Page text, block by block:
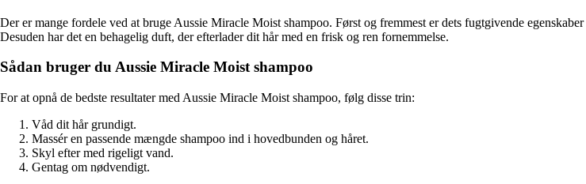
Der er mange fordele ved at bruge Aussie Miracle Moist shampoo. Først og fremmest er dets fugtgivende
Desuden har det en behagelig duft, der efterlader dit hår med en frisk og ren fornemmelse.
Sådan bruger du Aussie Miracle Moist shampoo
For at opnå de bedste resultater med Aussie Miracle Moist shampoo, følg disse trin:
Våd dit hår grundigt.
Massér en passende mængde shampoo ind i hovedbunden og håret.
Skyl efter med rigeligt vand.
Gentag om nødvendigt.